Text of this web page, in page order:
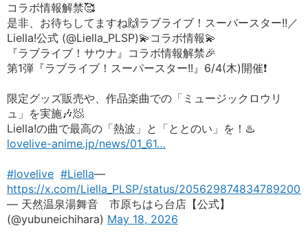
コラボ情報解禁🥰
是非、お待ちしてますね🙌ラブライブ！スーパースター!!／
Liella!公式 (@Liella_PLSP)💫コラボ情報💫
『ラブライブ！サウナ』コラボ情報解禁🎉
第1弾『ラブライブ！スーパースター!!』6/4(木)開催❗️
限定グッズ販売や、作品楽曲での「ミュージックロウリ
ュ」を実施🎶🧖
Liella!の曲で最高の「熱波」と「ととのい」を！♨️
lovelive-anime.jp/news/01_61…
#lovelive #Liella—
https://x.com/Liella_PLSP/status/2056298748347892003
— 天然温泉湯舞音 市原ちはら台店【公式】
(@yubuneichihara) May 18, 2026